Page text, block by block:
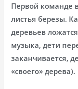
Первой команде
листья березы.
деревьев
музыка, дети
заканчивается,
«своего» дерева).